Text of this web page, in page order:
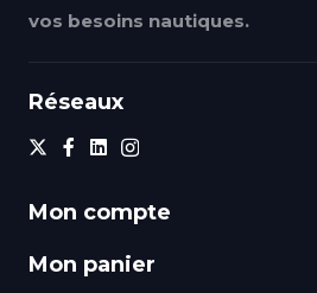
vos besoins nautiques.
Réseaux
Mon compte
Mon panier